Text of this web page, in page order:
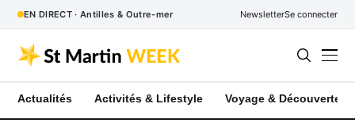
EN DIRECT · Antilles & Outre-mer NewsletterSe connecter
Actualités Activités & Lifestyle Voyage & Découverte